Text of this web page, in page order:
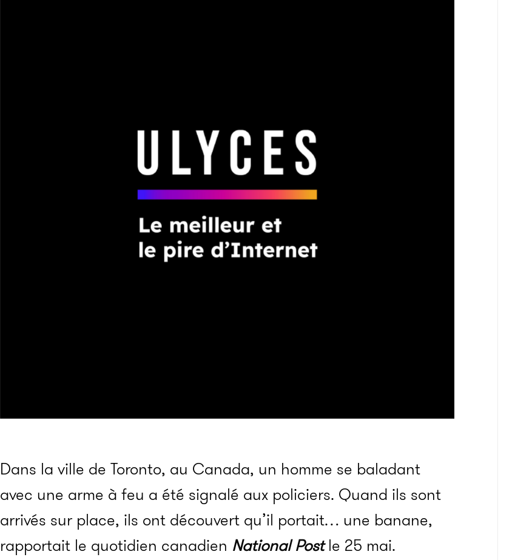
Dans la ville de Toronto, au Canada, un homme se baladant
avec une arme à feu a été signalé aux policiers. Quand ils sont
arrivés sur place, ils ont découvert qu’il portait… une banane,
rapportait le quotidien canadien National Post le 25 mai.